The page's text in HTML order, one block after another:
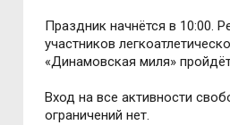
Праздник начнётся в 10:00.
участников
«Динамовская миля»
Вход на все активности
ограничений нет.